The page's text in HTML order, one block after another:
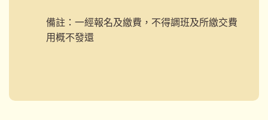
備註：一經報名及繳費，不得調班及所繳交費
用概不發還